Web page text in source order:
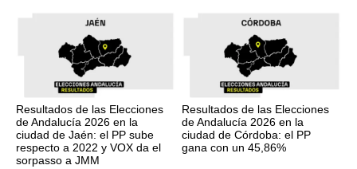
Resultados de las Elecciones
de Andalucía 2026 en la
ciudad de Jaén: el PP sube
respecto a 2022 y VOX da el
sorpasso a JMM
Resultados de las Elecciones
de Andalucía 2026 en la
ciudad de Córdoba: el PP
gana con un 45,86%